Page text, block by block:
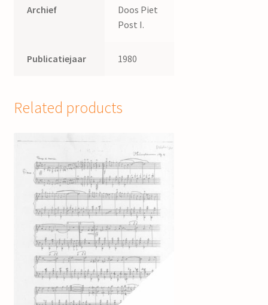
Archief
Doos Piet
Post I.
Publicatiejaar 1980
Related products